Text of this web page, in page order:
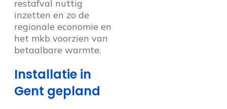
restafval nuttig
inzetten en zo de
regionale economie en
het mkb voorzien van
betaalbare warmte.
Installatie in
Gent gepland